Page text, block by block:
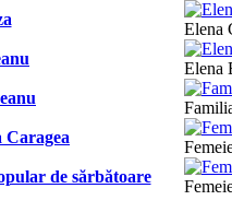
Elena
Elena
Caragea
de sărbătoare